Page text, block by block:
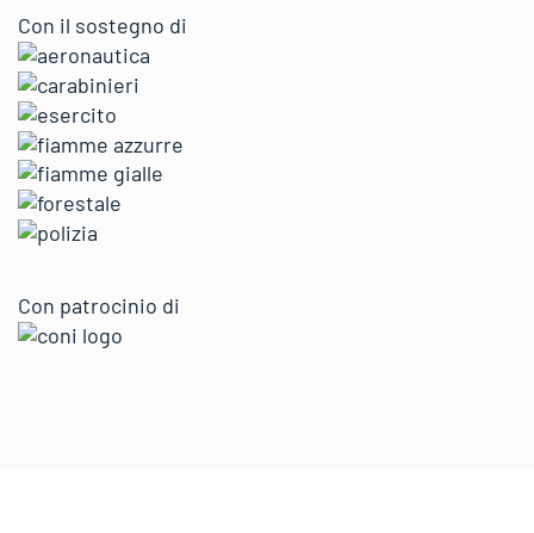
Con il sostegno di
Con patrocinio di